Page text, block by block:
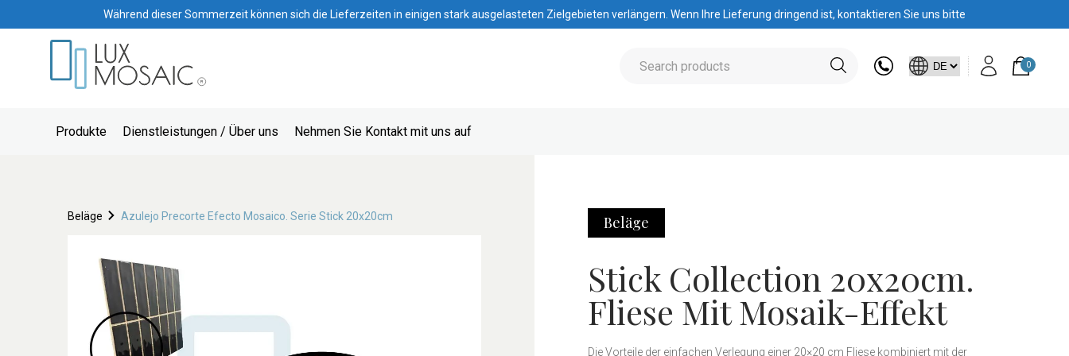
Während dieser Sommerzeit können sich die Lieferzeiten in einigen stark ausgelasteten Zielgebieten verlängern. Wenn Ihre Lieferung dringend ist, kontaktieren Sie uns bitte
0
Produkte Dienstleistungen / Über uns Nehmen Sie Kontakt mit uns auf
Beläge Azulejo Precorte Efecto Mosaico. Serie Stick 20x20cm Beläge
Stick Collection 20x20cm.
Fliese Mit Mosaik-Effekt
Die Vorteile der einfachen Verlegung einer 20×20 cm Fliese kombiniert mit der